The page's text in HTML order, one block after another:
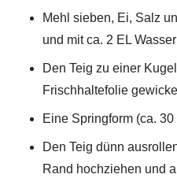
Mehl sieben, Ei, Salz
und mit ca. 2 EL
Den Teig zu einer
Frischhaltefolie
Eine Springform (ca.
Den Teig dünn
Rand hochziehen und